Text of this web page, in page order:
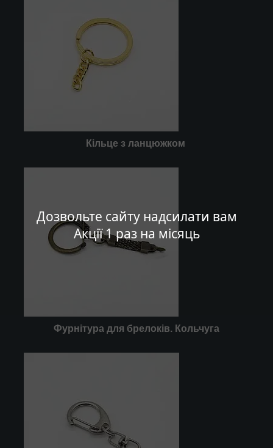
Дозвольте сайту надсилати вам
Акції 1 раз на місяць
Кільце з ланцюжком
Фурнітура для брелоків. Кольчуга